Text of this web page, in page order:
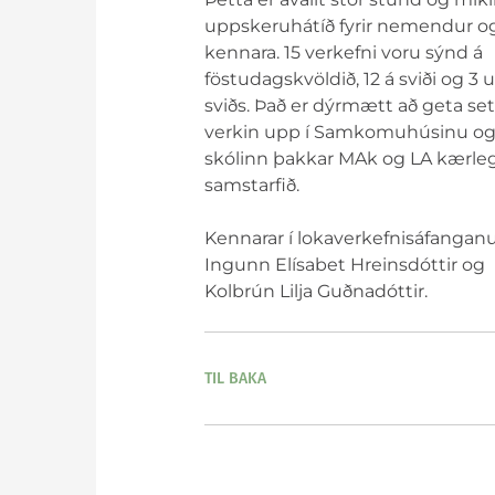
Viðburðadagatal
Reglur skólans
Merki skólans
Skólasöngurinn
Kjörnámsbraut - sviðslistir
Kjörnámsbraut - tónlist
Mála- og menningarbraut
Náttúrufræðibraut
Raungreina- og tæknibraut
uppskeruhátíð fyrir nemendur
kennara. 15 verkefni voru sýnd á
föstudagskvöldið, 12 á sviði og 3
sviðs. Það er dýrmætt að geta
verkin upp í Samkomuhúsinu og
skólinn þakkar MAk og LA
samstarfið.
Kennarar í
Ingunn Elísabet Hreinsdóttir og
Kolbrún Lilja Guðnadóttir.
TIL BAKA